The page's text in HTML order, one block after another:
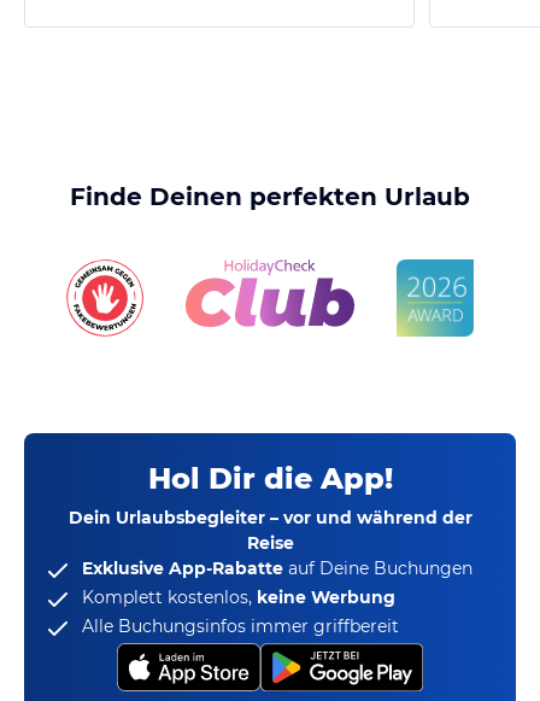
Finde Deinen perfekten Urlaub
Hol Dir die App!
Dein Urlaubsbegleiter – vor und während der
Reise
Exklusive App-Rabatte auf Deine Buchungen
Komplett kostenlos, keine Werbung
Alle Buchungsinfos immer griffbereit